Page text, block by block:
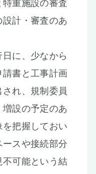
重施設の審査
計・審査のあ
に、少なから
書と工事計画
れ、規制委員
設の予定のあ
把握しておい
スや接続部分
可能という結